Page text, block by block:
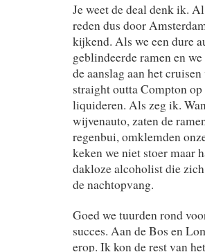
Je weet de deal denk ik.
reden dus door
kijkend. Als we een dure
geblindeerde ramen en
de aanslag aan het
straight outta Compton
liquideren. Als zeg ik.
wijvenauto, zaten de
regenbui, omklemden
keken we niet stoer maar
dakloze alcoholist die
de nachtopvang.
Goed we tuurden rond
succes. Aan de Bos en
erop. Ik kon de rest van